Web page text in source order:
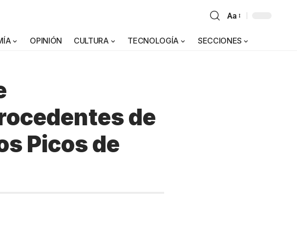
Aa
OPINIÓN CULTURA TECNOLOGÍA SECCIONES
de
Picos de